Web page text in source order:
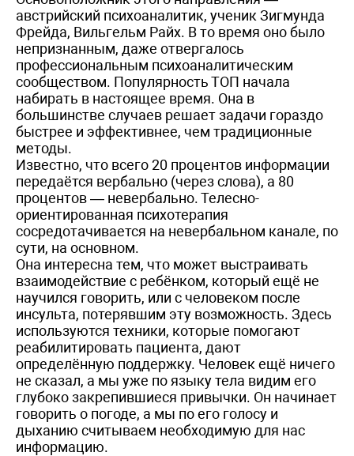
австрийский психоаналитик, ученик Зигмунда
Фрейда, Вильгельм Райх. В то время оно было
непризнанным, даже отвергалось
профессиональным психоаналитическим
сообществом. Популярность ТОП начала
набирать в настоящее время. Она в
большинстве случаев решает задачи гораздо
быстрее и эффективнее, чем традиционные
методы.
Известно, что всего 20 процентов информации
передаётся вербально (через слова), а 80
процентов — невербально. Телесно-
ориентированная психотерапия
сосредотачивается на невербальном канале, по
сути, на основном.
Она интересна тем, что может выстраивать
взаимодействие с ребёнком, который ещё не
научился говорить, или с человеком после
инсульта, потерявшим эту возможность. Здесь
используются техники, которые помогают
реабилитировать пациента, дают
определённую поддержку. Человек ещё ничего
не сказал, а мы уже по языку тела видим его
глубоко закрепившиеся привычки. Он начинает
говорить о погоде, а мы по его голосу и
дыханию считываем необходимую для нас
информацию.